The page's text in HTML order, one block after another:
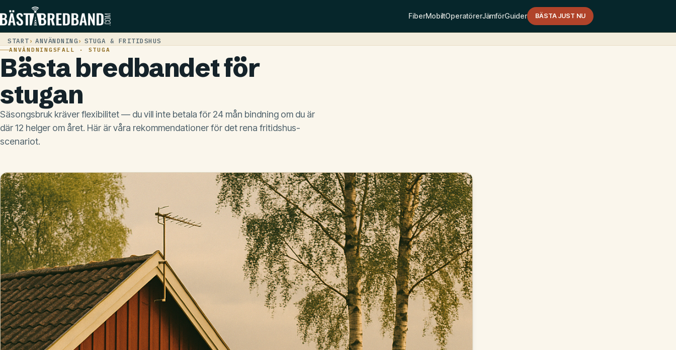
FiberMobiltOperatörerJämförGuider BÄSTA JUST NU
START ANVÄNDNING STUGA & FRITIDSHUS
ANVÄNDNINGSFALL · STUGA
Bästa bredbandet för
stugan
Säsongsbruk kräver flexibilitet — du vill inte betala för 24 mån bindning om du är
där 12 helger om året. Här är våra rekommendationer för det rena fritidshus-
scenariot.